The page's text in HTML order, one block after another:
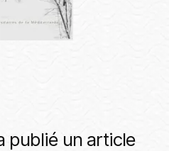
publié un article